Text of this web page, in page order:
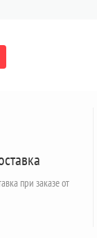
при заказе от